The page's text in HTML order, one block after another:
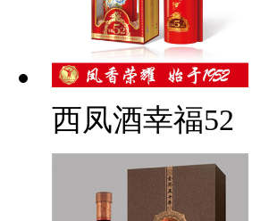
西凤酒幸福52